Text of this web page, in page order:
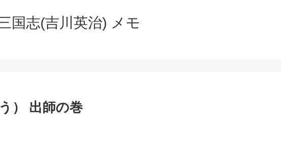
国志(吉川英治) メモ
） 出師の巻